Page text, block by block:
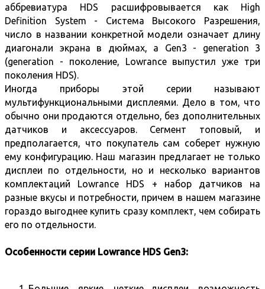
аббревиатура HDS расшифровывается как High
Definition System - Система Высокого Разрешения,
число в названии конкретной модели означает длину
диагонали экрана в дюймах, а Gen3 - generation 3
(generation - поколение, Lowrance выпустил уже три
поколения HDS).
Иногда приборы этой серии называют
мультифункциональными дисплеями. Дело в том, что
обычно они продаются отдельно, без дополнительных
датчиков и аксессуаров. Сегмент топовый, и
предполагается, что покупатель сам соберет нужную
ему конфигурацию. Наш магазин предлагает не только
дисплеи по отдельности, но и несколько вариантов
комплектаций Lowrance HDS + набор датчиков на
разные вкусы и потребности, причем в нашем магазине
гораздо выгоднее купить сразу комплект, чем собирать
его по отдельности.
Особенности серии Lowrance HDS Gen3: